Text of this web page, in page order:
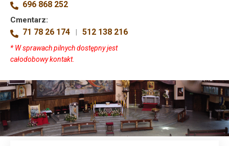
696 868 252
Cmentarz:
71 78 26 174 | 512 138 216
* W sprawach pilnych dostępny jest
całodobowy kontakt.